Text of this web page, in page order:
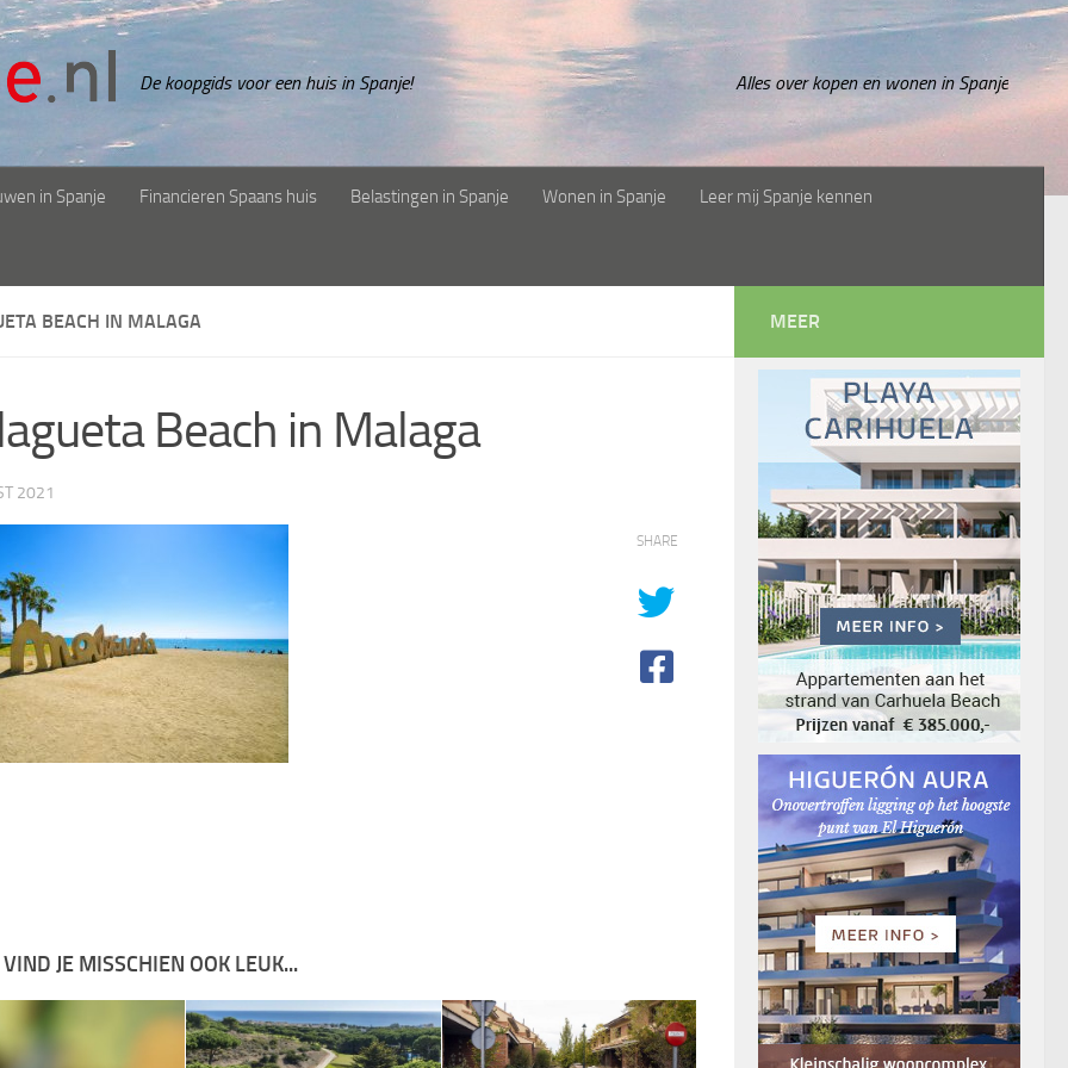
De koopgids voor een huis in Spanje! Alles over kopen en wonen in Spanje
in Spanje Financieren Spaans huis Belastingen in Spanje Wonen in Spanje Leer mij Spanje kennen
BEACH IN MALAGA
Beach in Malaga
2021
SHARE
JE MISSCHIEN OOK LEUK...
MEER